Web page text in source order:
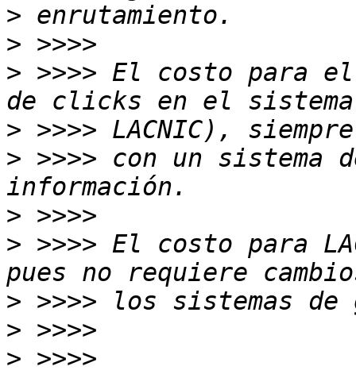
>
>
> >>>> El costo para
>
> >>>> con un sistema
>
> >>>> El costo para
>
>
>